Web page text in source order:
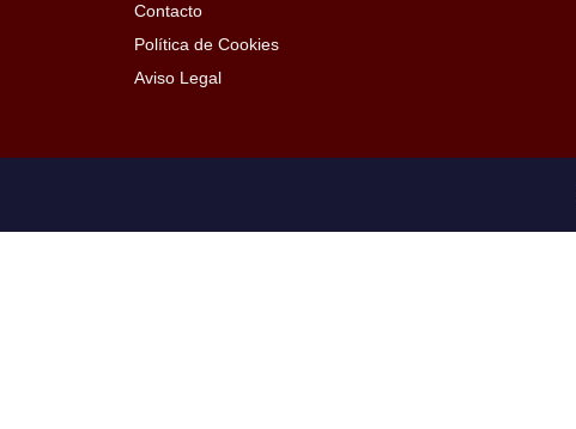
Contacto
Política de Cookies
Aviso Legal